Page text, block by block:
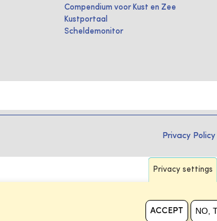
Compendium voor Kust en Zee
Kustportaal
Scheldemonitor
Privacy Policy
Privacy settings
ACCEPT NO,